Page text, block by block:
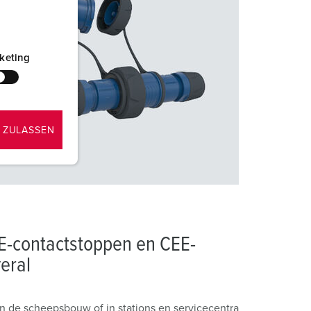
contactstoppen en CEE-
de scheepsbouw of in stations en servicecentra